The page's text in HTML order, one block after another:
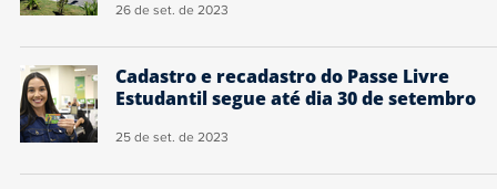
26 de set. de 2023
Cadastro e recadastro do Passe Livre
Estudantil segue até dia 30 de setembro
25 de set. de 2023